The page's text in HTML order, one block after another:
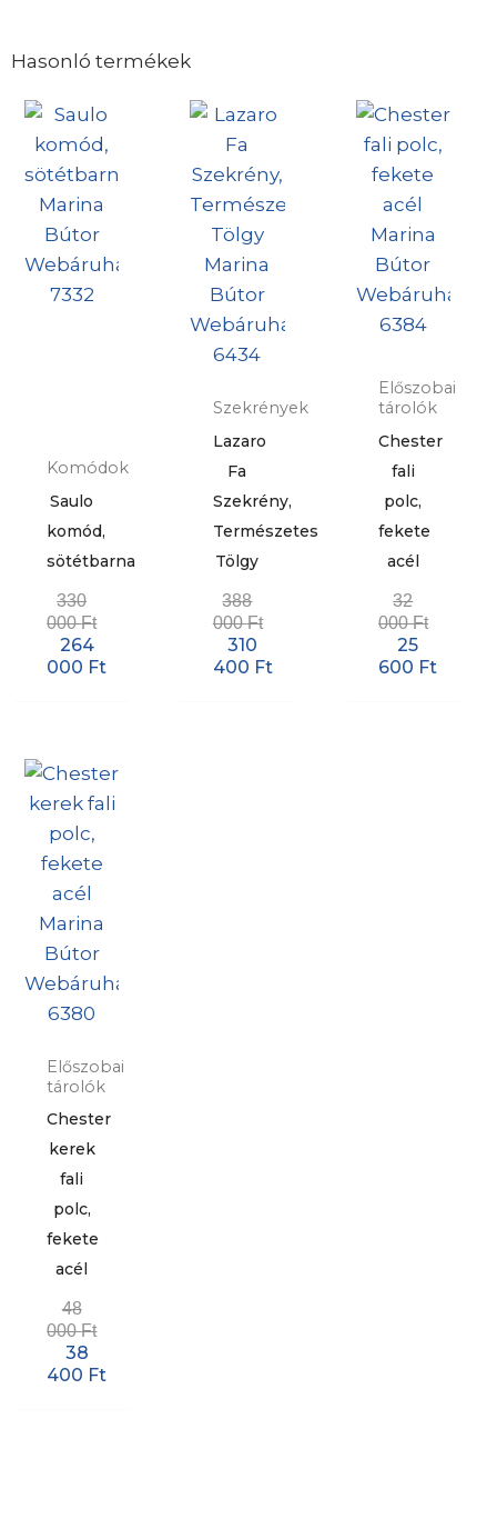
Hasonló termékek
Komódok
Saulo
komód,
sötétbarna
330
000Ft
264
000 Ft
Szekrények
Lazaro
Fa
Szekrény,
Természetes
Tölgy
388
000Ft
310
400 Ft
Előszobai
tárolók
Chester
fali
polc,
fekete
acél
32
000Ft
25
600 Ft
Előszobai
tárolók
Chester
kerek
fali
polc,
fekete
acél
48
000Ft
38
400 Ft